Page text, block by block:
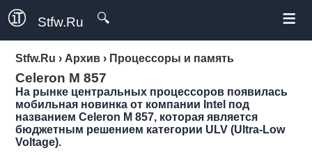
Stfw.Ru 🔍 ≡
Stfw.Ru › Архив › Процессоры и память
Celeron M 857
На рынке центральных процессоров появилась
мобильная новинка от компании Intel под
названием Celeron M 857, которая является
бюджетным решением категории ULV (Ultra-Low
Voltage).